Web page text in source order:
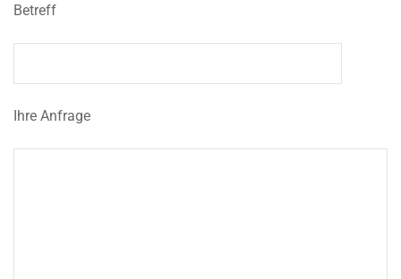
Betreff
Ihre Anfrage